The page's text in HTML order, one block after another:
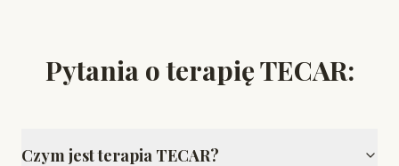
Pytania o terapię TECAR:
Czym jest terapia TECAR?